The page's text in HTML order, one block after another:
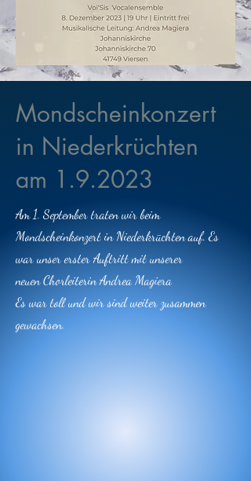
Mondscheinkonzert
in Niederkrüchten
am 1.9.2023
Am 1. September traten wir beim
Mondscheinkonzert in Niederkrüchten auf. Es
war unser erster Auftritt mit unserer
neuen Chorleiterin Andrea Magiera
Es war toll und wir sind weiter zusammen
gewachsen.